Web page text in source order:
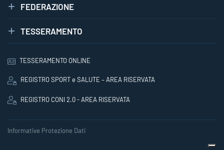
FEDERAZIONE
TESSERAMENTO
TESSERAMENTO ONLINE
REGISTRO SPORT e SALUTE – AREA RISERVATA
REGISTRO CONI 2.0 - AREA RISERVATA
Informative Protezione Dati